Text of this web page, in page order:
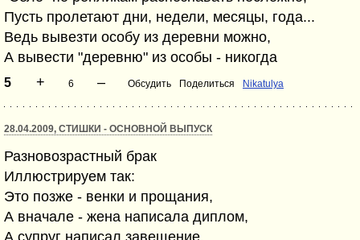
Пусть пролетают дни, недели, месяцы, года...
Ведь вывезти особу из деревни можно,
А вывести "деревню" из особы - никогда
5 + 6 – Обсудить Поделиться Nikatulya
28.04.2009, СТИШКИ - ОСНОВНОЙ ВЫПУСК
Разновозрастный брак
Иллюстрируем так:
Это позже - венки и прощания,
А вначале - жена написала диплом,
А супруг написал завещение.